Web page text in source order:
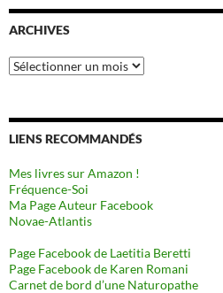
ARCHIVES
Archives
LIENS RECOMMANDÉS
Mes livres sur Amazon !
Fréquence-Soi
Ma Page Auteur Facebook
Novae-Atlantis
Page Facebook de Laetitia Beretti
Page Facebook de Karen Romani
Carnet de bord d’une Naturopathe